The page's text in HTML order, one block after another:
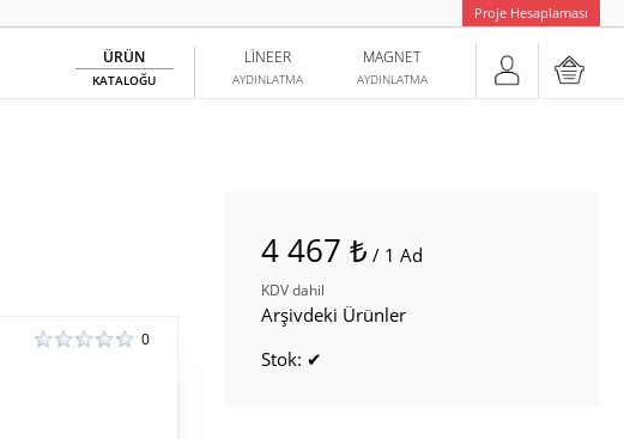
Proje Hesaplaması
MAGNET
AYDINLATMA
LINEER
AYDINLATMA
ÜRÜN
KATALOĞU
0
4 467 ₺ / 1 Ad
KDV dahil
Arşivdeki Ürünler
Stok: ✔